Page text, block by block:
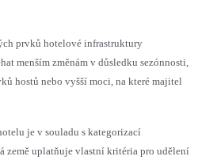
prvků hotelové infrastruktury
menším změnám v důsledku sezónnosti,
hostů nebo vyšší moci, na které majitel
je v souladu s kategorizací
země uplatňuje vlastní kritéria pro udělení